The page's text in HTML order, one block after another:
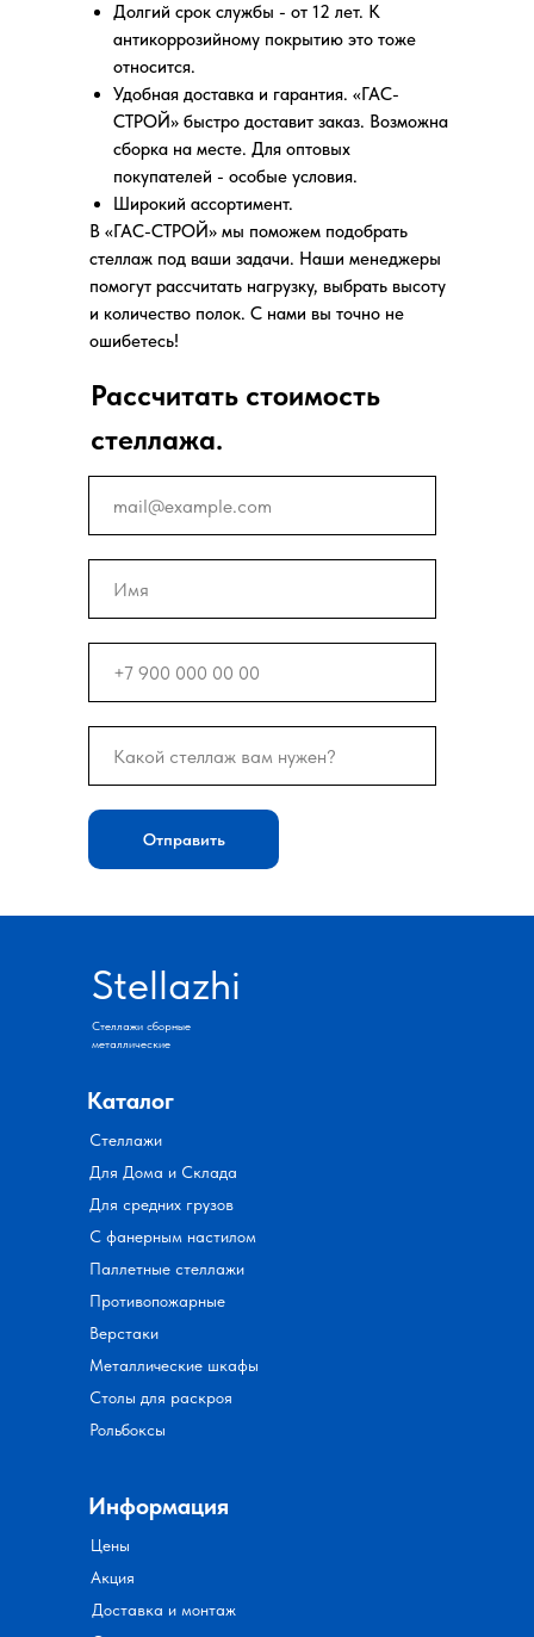
Долгий срок службы - от 12 лет. К
антикоррозийному покрытию это тоже
относится.
Удобная доставка и гарантия. «ГАС-
СТРОЙ» быстро доставит заказ. Возможна
сборка на месте. Для оптовых
покупателей - особые условия.
Широкий ассортимент.
В «ГАС-СТРОЙ» мы поможем подобрать
стеллаж под ваши задачи. Наши менеджеры
помогут рассчитать нагрузку, выбрать высоту
и количество полок. С нами вы точно не
ошибетесь!
Рассчитать стоимость
стеллажа.
Отправить
Стеллажи сборные
металлические
Stellazhi
Информация
Цены
Акция
Доставка и монтаж
Каталог
Стеллажи
Для Дома и Склада
Для средних грузов
С фанерным настилом
Паллетные стеллажи
Противопожарные
Верстаки
Металлические шкафы
Столы для раскроя
Рольбоксы